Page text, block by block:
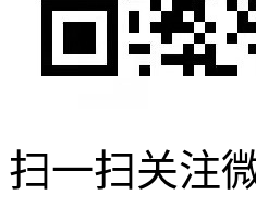
扫一扫关注